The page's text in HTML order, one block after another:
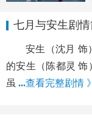
七月与安生剧
安生（沈月 饰
的安生（陈都灵 饰
虽 ...查看完整剧情 》